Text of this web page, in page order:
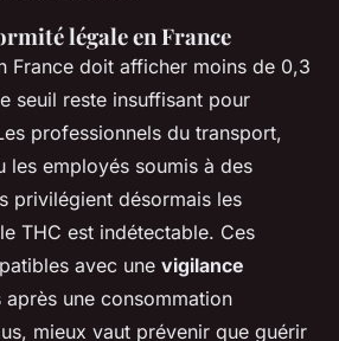
légale en France
France doit afficher moins de 0,3
seuil reste insuffisant pour
professionnels du transport,
les employés soumis à des
privilégient désormais les
THC est indétectable. Ces
avec une vigilance
une consommation
mieux vaut prévenir que guérir